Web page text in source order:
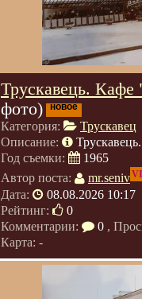
Трускавець. Кафе
фото)
новое
Категория:
Трускавец
Описание:
Год съемки:
1965
Автор поста:
mr.seniv
Дата:
08.08.2026 10:17
Рейтинг:
0
Комментарии:
0 ,
Карта: -